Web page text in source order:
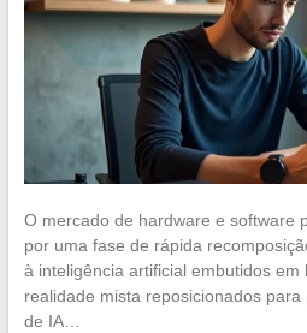
O mercado de hardware e software
por uma fase de rápida
à inteligência artificial embutidos em
realidade mista reposicionados
de IA…